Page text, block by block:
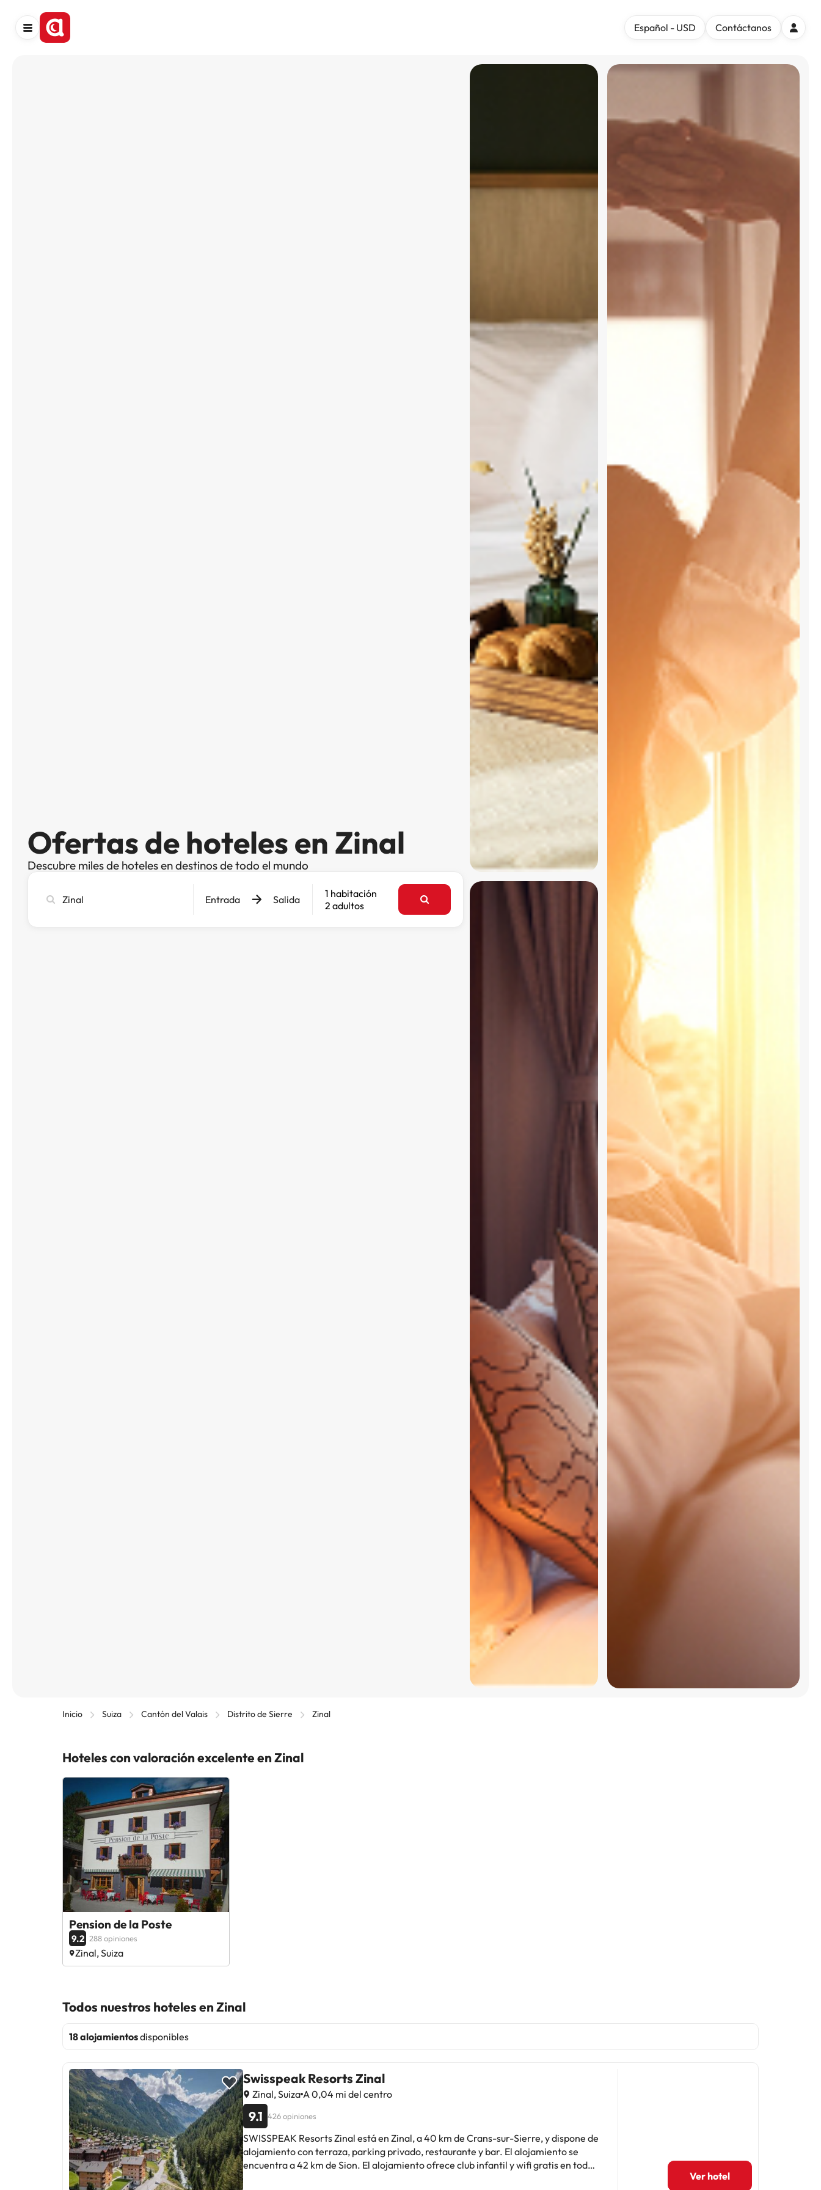
Español - USD Contáctanos
Ofertas de hoteles en Zinal
Descubre miles de hoteles en destinos de todo el mundo
ciudad,
Entrada Salida
1 habitación
2 adultos
Inicio Suiza Cantón del Valais Distrito de Sierre Zinal
Hoteles con valoración excelente en Zinal
Pension de la Poste
9.2 288 opiniones
Zinal, Suiza
Todos nuestros hoteles en Zinal
18 alojamientosdisponibles
Swisspeak Resorts Zinal
Zinal, Suiza A 0,04 mi del centro
9.1 426 opiniones
SWISSPEAK Resorts Zinal está en Zinal, a 40 km de Crans-sur-Sierre, y dispone de
alojamiento con terraza, parking privado, restaurante y bar. El alojamiento se
encuentra a 42 km de Sion. El alojamiento ofrece club infantil y wifi gratis en todo
Ver hotel